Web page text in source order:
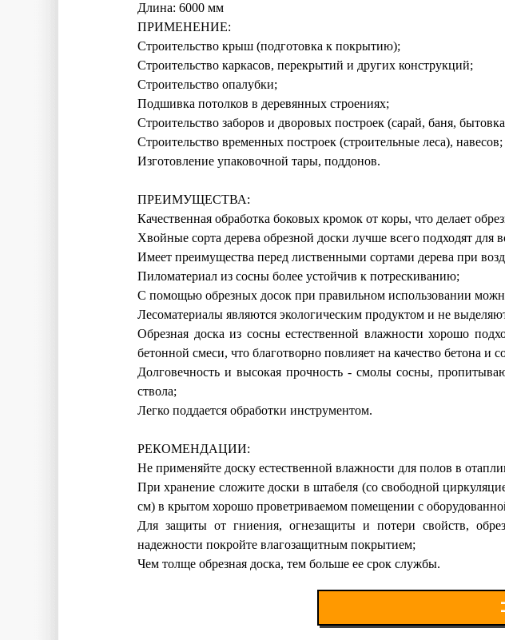
Длина: 6000 мм
ПРИМЕНЕНИЕ:
Строительство крыш (подготовка к покрытию);
Строительство каркасов, перекрытий и других конструкций;
Строительство опалубки;
Подшивка потолков в деревянных строениях;
Строительство заборов и дворовых построек (сарай, баня,
Строительство временных построек (строительные леса), навесов;
Изготовление упаковочной тары, поддонов.
ПРЕИМУЩЕСТВА:
Качественная обработка боковых кромок от коры, что делает
Хвойные сорта дерева обрезной доски лучше всего подходят для
Имеет преимущества перед лиственными сортами дерева при
Пиломатериал из сосны более устойчив к потрескиванию;
С помощью обрезных досок при правильном использовании
Лесоматериалы являются экологическим продуктом и не
Обрезная доска из сосны естественной влажности хорошо
бетонной смеси, что благотворно повлияет на качество бетона и
Долговечность и высокая прочность - смолы сосны,
ствола;
Легко поддается обработки инструментом.
РЕКОМЕНДАЦИИ:
Не применяйте доску естественной влажности для полов в
При хранение сложите доски в штабеля (со свободной
см) в крытом хорошо проветриваемом помещении с
Для защиты от гниения, огнезащиты и потери свойств,
надежности покройте влагозащитным покрытием;
Чем толще обрезная доска, тем больше ее срок службы.